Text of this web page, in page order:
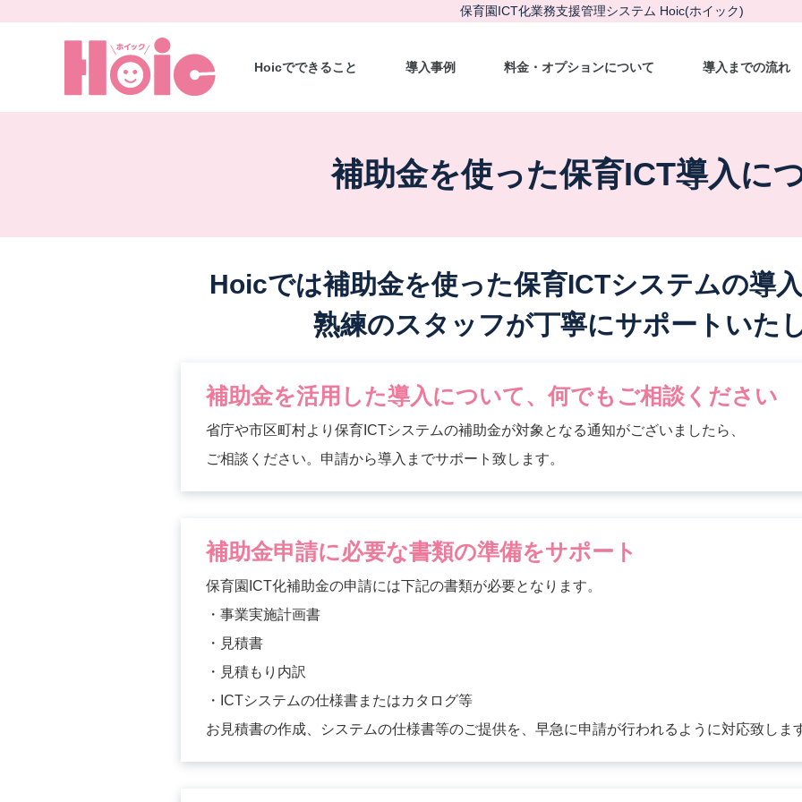
保育園ICT化業務支援管理システム Hoic(ホイック)
Hoicでできること 導入事例 料金・オプションについて 導入までの流れ
補助金を使った保育ICT導入に
Hoicでは補助金を使った保育ICTシステムの導
熟練のスタッフが丁寧にサポートいた
補助金を活用した導入について、何でもご相談ください
省庁や市区町村より保育ICTシステムの補助金が対象となる通知がございましたら、
ご相談ください。申請から導入までサポート致します。
補助金申請に必要な書類の準備をサポート
保育園ICT化補助金の申請には下記の書類が必要となります。
・事業実施計画書
・見積書
・見積もり内訳
・ICTシステムの仕様書またはカタログ等
お見積書の作成、システムの仕様書等のご提供を、早急に申請が行われるように対応致しま